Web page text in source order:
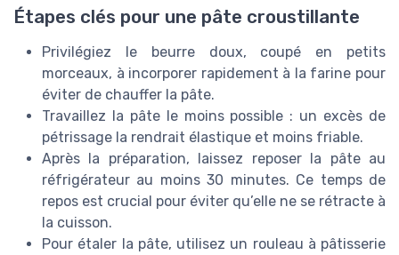
Étapes clés pour une pâte croustillante
Privilégiez le beurre doux, coupé en petits
morceaux, à incorporer rapidement à la farine pour
éviter de chauffer la pâte.
Travaillez la pâte le moins possible : un excès de
pétrissage la rendrait élastique et moins friable.
Après la préparation, laissez reposer la pâte au
réfrigérateur au moins 30 minutes. Ce temps de
repos est crucial pour éviter qu’elle ne se rétracte à
la cuisson.
Pour étaler la pâte, utilisez un rouleau à pâtisserie